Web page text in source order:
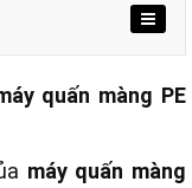
quấn màng PE
máy quấn màng